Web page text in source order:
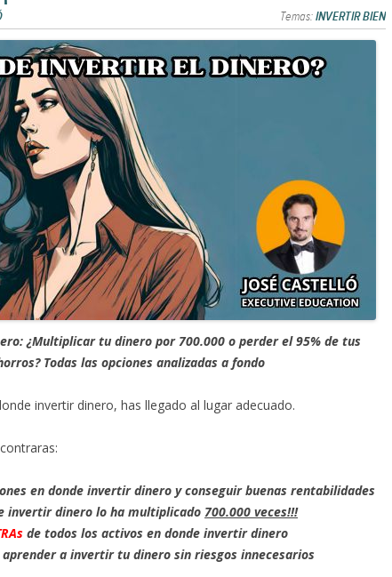
Temas:INVERTIR BIEN
¿Multiplicar tu dinero por 700.000 o perder el 95% de tus
Todas las opciones analizadas a fondo
invertir dinero, has llegado al lugar adecuado.
en donde invertir dinero y conseguir buenas rentabilidades
invertir dinero lo ha multiplicado 700.000 veces!!!
de todos los activos en donde invertir dinero
aprender a invertir tu dinero sin riesgos innecesarios